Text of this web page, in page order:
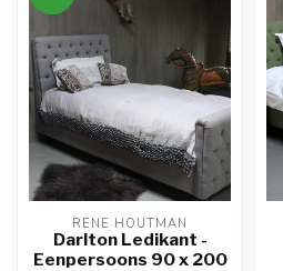
RENE HOUTMAN
Darlton Ledikant -
Eenpersoons 90 x 200